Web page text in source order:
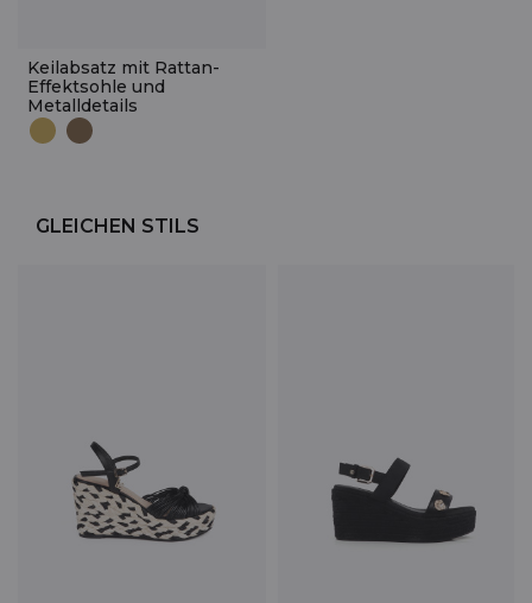
Keilabsatz mit Rattan-
Effektsohle und
Metalldetails
GLEICHEN STILS